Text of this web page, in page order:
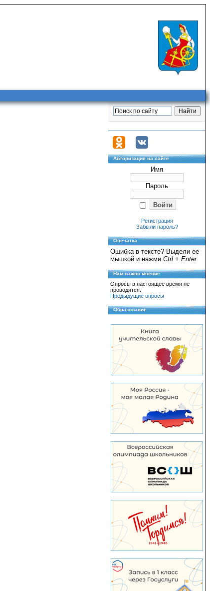
Авторизация на сайте
Имя
Пароль
Регистрация
Забыли пароль?
Опечатка
Ошибка в тексте? Выдели ее
мышкой и нажми Ctrl + Enter
Нам важно мнение
Опросы в настоящее время не
проводятся.
Предыдущие опросы
Образование